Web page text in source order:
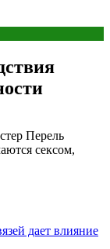
Перель
сексом,
дает влияние